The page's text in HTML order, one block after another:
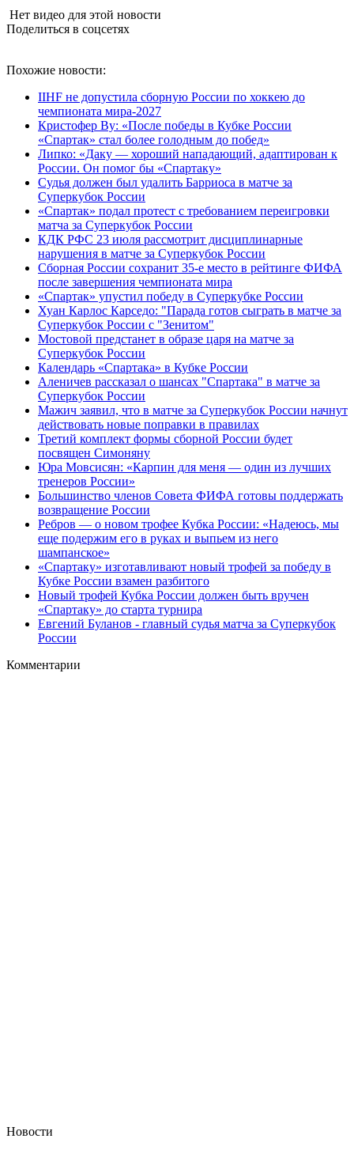
Нет видео для этой новости
Поделиться в соцсетях
Похожие новости:
IIHF не допустила сборную России по хоккею до
чемпионата мира‑2027
Кристофер Ву: «После победы в Кубке России
«Спартак» стал более голодным до побед»
Липко: «Даку — хороший нападающий, адаптирован к
России. Он помог бы «Спартаку»
Судья должен был удалить Барриоса в матче за
Суперкубок России
«Спартак» подал протест с требованием переигровки
матча за Суперкубок России
КДК РФС 23 июля рассмотрит дисциплинарные
нарушения в матче за Суперкубок России
Сборная России сохранит 35-е место в рейтинге ФИФА
после завершения чемпионата мира
«Спартак» упустил победу в Суперкубке России
Хуан Карлос Карседо: "Парада готов сыграть в матче за
Суперкубок России с "Зенитом"
Мостовой предстанет в образе царя на матче за
Суперкубок России
Календарь «Спартака» в Кубке России
Аленичев рассказал о шансах "Спартака" в матче за
Суперкубок России
Мажич заявил, что в матче за Суперкубок России начнут
действовать новые поправки в правилах
Третий комплект формы сборной России будет
посвящен Симоняну
Юра Мовсисян: «Карпин для меня — один из лучших
тренеров России»
Большинство членов Совета ФИФА готовы поддержать
возвращение России
Ребров — о новом трофее Кубка России: «Надеюсь, мы
еще подержим его в руках и выпьем из него
шампанское»
«Спартаку» изготавливают новый трофей за победу в
Кубке России взамен разбитого
Новый трофей Кубка России должен быть вручен
«Спартаку» до старта турнира
Евгений Буланов - главный судья матча за Суперкубок
России
Комментарии
Новости